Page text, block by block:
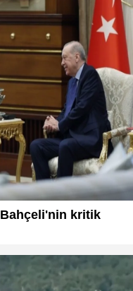
kritik